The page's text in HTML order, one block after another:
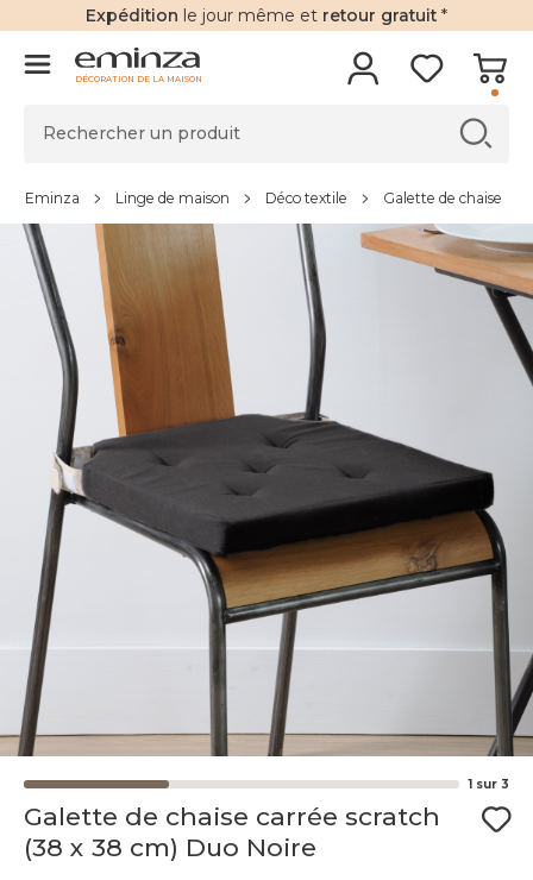
Expédition le jour même et retour gratuit *
DÉCORATION DE LA MAISON
Eminza Linge de maison Déco textile Galette de chaise
1 sur 3
Galette de chaise carrée scratch
(38 x 38 cm) Duo Noire